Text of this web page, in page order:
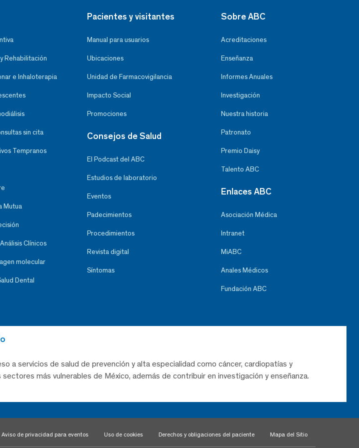
Rehabilitación
e Inhaloterapia
sin cita
Tempranos
Mutua
Clínicos
molecular
Dental
Pacientes y visitantes
Manual para usuarios
Ubicaciones
Unidad de Farmacovigilancia
Impacto Social
Promociones
Consejos de Salud
El Podcast del ABC
Estudios de laboratorio
Eventos
Padecimientos
Procedimientos
Revista digital
Síntomas
Sobre ABC
Acreditaciones
Enseñanza
Informes Anuales
Investigación
Nuestra historia
Patronato
Premio Daisy
Talento ABC
Enlaces ABC
Asociación Médica
Intranet
MiABC
Anales Médicos
Fundación ABC
a servicios de salud de prevención y alta especialidad como cáncer, cardiopatías y
más vulnerables de México, además de contribuir en investigación y enseñanza.
Aviso de privacidad para eventos Uso de cookies Derechos y obligaciones del paciente Mapa del Sitio